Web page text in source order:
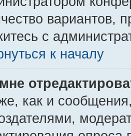
вариантов,
с
к началу
как и